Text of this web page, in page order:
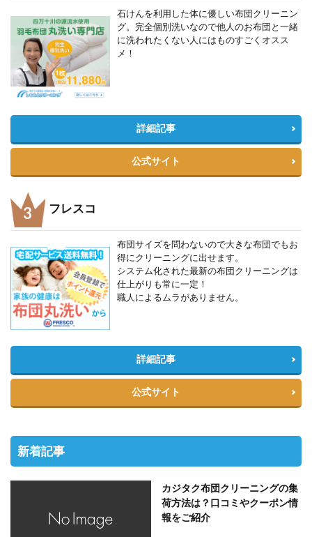
石けんを利用した体に優しい布団クリーニン
グ。完全個別洗いなので他人のお布団と一緒
に洗われたくない人にはものすごくオスス
メ！
詳細記事
公式サイト
フレスコ
布団サイズを問わないので大きな布団でもお
得にクリーニングに出せます。
システム化された最新の布団クリーニングは
仕上がりも常に一定！
職人によるムラがありません。
詳細記事
公式サイト
新着記事
カジタク布団クリーニングの集
荷方法は？口コミやクーポン情
報をご紹介